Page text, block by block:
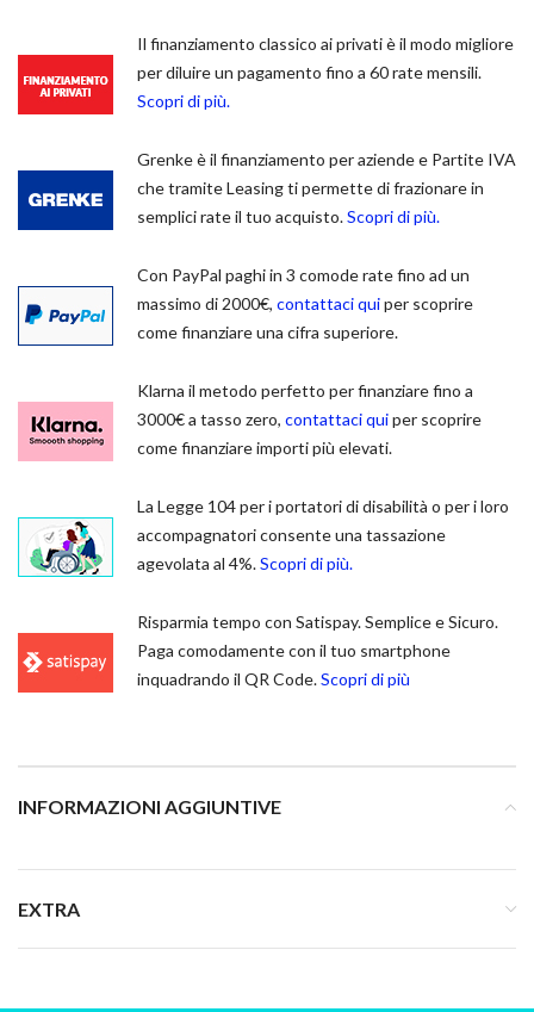
Il finanziamento classico ai privati è il modo migliore
per diluire un pagamento fino a 60 rate mensili.
Scopri di più.
Grenke è il finanziamento per aziende e Partite IVA
che tramite Leasing ti permette di frazionare in
semplici rate il tuo acquisto.Scopri di più.
Con PayPal paghi in 3 comode rate fino ad un
massimo di 2000€, contattaci quiper scoprire
come finanziare una cifra superiore.
Klarna il metodo perfetto per finanziare fino a
3000€ a tasso zero, contattaci quiper scoprire
come finanziare importi più elevati.
La Legge 104 per i portatori di disabilità o per i loro
accompagnatori consente una tassazione
agevolata al 4%.Scopri di più.
Risparmia tempo con Satispay. Semplice e Sicuro.
Paga comodamente con il tuo smartphone
inquadrando il QR Code.Scopri di più
INFORMAZIONI AGGIUNTIVE
EXTRA